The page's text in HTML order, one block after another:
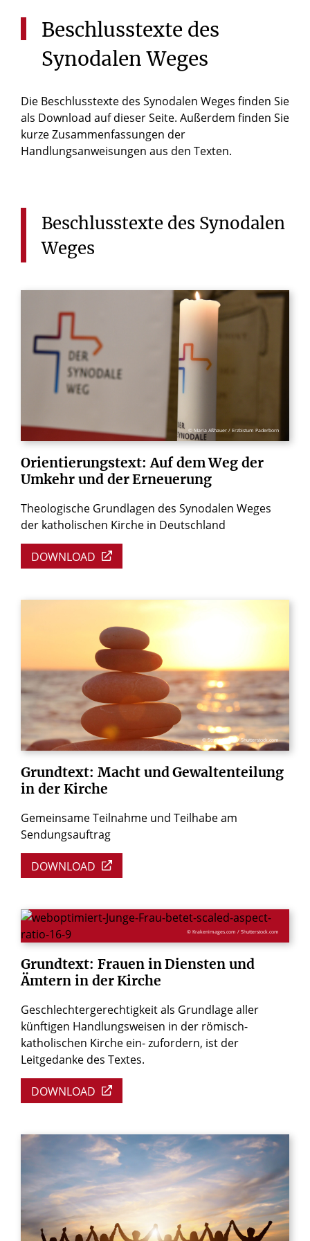
Beschlusstexte des
Synodalen Weges
Die Beschlusstexte des Synodalen Weges finden Sie
als Download auf dieser Seite. Außerdem finden Sie
kurze Zusammenfassungen der
Handlungsanweisungen aus den Texten.
Beschlusstexte des Synodalen
Weges
© Maria Aßhauer / Erzbistum Paderborn
Orientierungstext: Auf demWeg der
Umkehr und derErneuerung
Theologische Grundlagen des Synodalen Weges
der katholischen Kirche in Deutschland
DOWNLOAD
© Strela Studio / Shutterstock.com
Grundtext: Macht undGewaltenteilung
in der Kirche
Gemeinsame Teilnahme und Teilhabe am
Sendungsauftrag
DOWNLOAD
© Krakenimages.com / Shutterstock.com
Grundtext: Frauen inDiensten und
Ämtern in derKirche
Geschlechtergerechtigkeit als Grundlage aller
künftigen Handlungsweisen in der römisch-
katholischen Kirche ein- zufordern, ist der
Leitgedanke des Textes.
DOWNLOAD